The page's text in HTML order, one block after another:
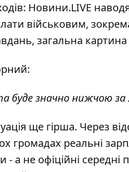
Новини.LIVE
військовим,
загальна
буде значно нижчою
ще гірша. Через
громадах реальні
- а не офіційні